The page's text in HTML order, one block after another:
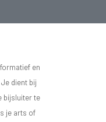
en
dient bij
bijsluiter te
je arts of